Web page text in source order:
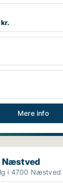
Mere info
Næstved